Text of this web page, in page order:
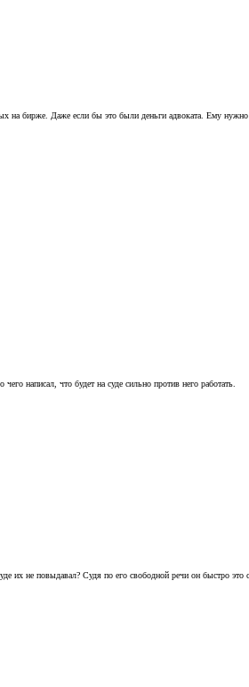
на бирже. Даже если бы это были деньги адвоката. Ему
написал, что будет на суде сильно против него работать.
не повыдавал? Судя по его свободной речи он быстро это